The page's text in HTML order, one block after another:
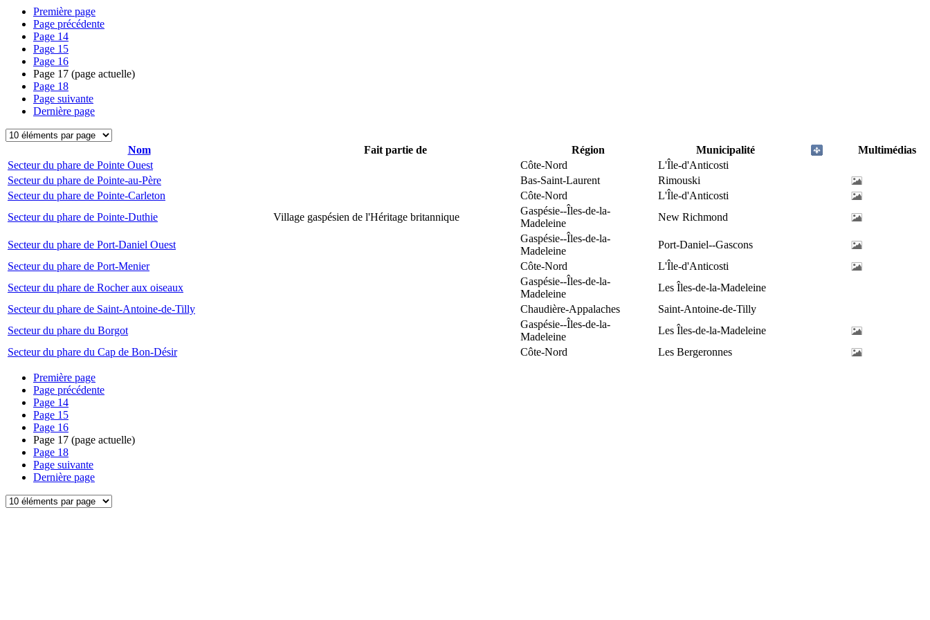
Première page
Page précédente
Page 14
Page 15
Page 16
Page 17 (page actuelle)
Page 18
Page suivante
Dernière page
Nom Fait partie de Région Municipalité
Multimédias
Secteur du phare de Pointe Ouest
Côte-Nord
L'Île-d'Anticosti
Secteur du phare de Pointe-au-Père
Bas-Saint-Laurent
Rimouski
Secteur du phare de Pointe-Carleton
Côte-Nord
L'Île-d'Anticosti
Secteur du phare de Pointe-Duthie
Village gaspésien de l'Héritage britannique
Gaspésie--Îles-de-la-
Madeleine
New Richmond
Secteur du phare de Port-Daniel Ouest
Gaspésie--Îles-de-la-
Madeleine
Port-Daniel--Gascons
Secteur du phare de Port-Menier
Côte-Nord
L'Île-d'Anticosti
Secteur du phare de Rocher aux oiseaux
Gaspésie--Îles-de-la-
Madeleine
Les Îles-de-la-Madeleine
Secteur du phare de Saint-Antoine-de-Tilly
Chaudière-Appalaches
Saint-Antoine-de-Tilly
Secteur du phare du Borgot
Gaspésie--Îles-de-la-
Madeleine
Les Îles-de-la-Madeleine
Secteur du phare du Cap de Bon-Désir
Côte-Nord Les Bergeronnes
Première page
Page précédente
Page 14
Page 15
Page 16
Page 17 (page actuelle)
Page 18
Page suivante
Dernière page